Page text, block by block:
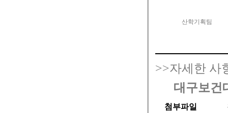
산학기획팀
>>자세한 사
대구보건
첨부파일